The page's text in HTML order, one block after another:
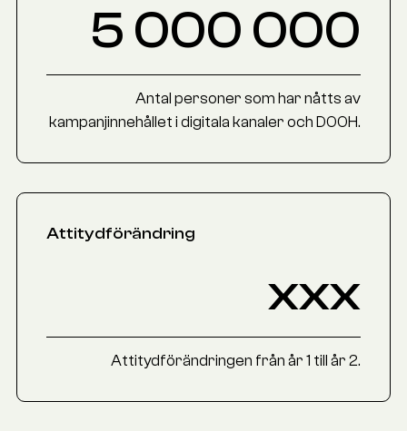
5 000 000
Antal personer som har nåtts av
kampanjinnehållet i digitala kanaler och DOOH.
Attitydförändring
xxx
Attitydförändringen från år 1 till år 2.